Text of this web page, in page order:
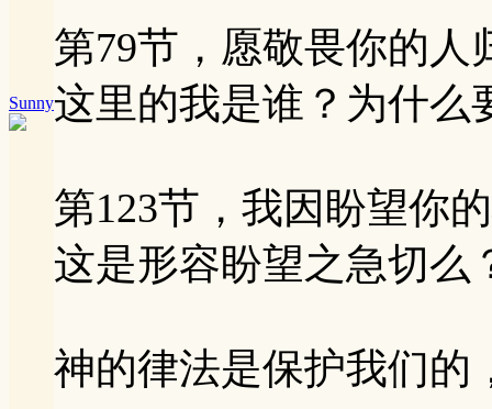
Sunny
第79节，愿敬畏你的
这里的我是谁？为什么
第123节，我因盼望你
这是形容盼望之急切么
神的律法是保护我们的